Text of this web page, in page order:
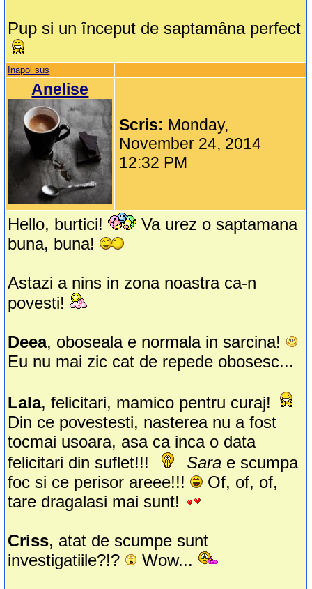
Pup si un început de saptamâna perfect
Inapoi sus
Anelise
Scris: Monday,
November 24, 2014
12:32 PM
Hello, burtici!
Va urez o saptamana
buna, buna!
Astazi a nins in zona noastra ca-n
povesti!
Deea, oboseala e normala in sarcina!
Eu nu mai zic cat de repede obosesc...
Lala, felicitari, mamico pentru curaj!
Din ce povestesti, nasterea nu a fost
tocmai usoara, asa ca inca o data
felicitari din suflet!!!
Sara e scumpa
foc si ce perisor areee!!!
Of, of, of,
tare dragalasi mai sunt!
Criss, atat de scumpe sunt
investigatiile?!?
Wow...